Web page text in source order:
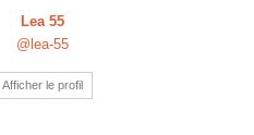
Lea 55
@lea-55
Afficher le profil